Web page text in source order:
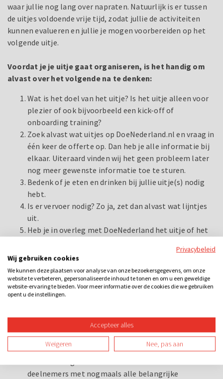
waar jullie nog lang over napraten. Natuurlijk is er tussen
de uitjes voldoende vrije tijd, zodat jullie de activiteiten
kunnen evalueren en jullie je mogen voorbereiden op het
volgende uitje.
Voordat je je uitje gaat organiseren, is het handig om
alvast over het volgende na te denken:
Wat is het doel van het uitje? Is het uitje alleen voor
plezier of ook bijvoorbeeld een kick-off of
onboarding training?
Zoek alvast wat uitjes op DoeNederland.nl en vraag in
één keer de offerte op. Dan heb je alle informatie bij
elkaar. Uiteraard vinden wij het geen probleem later
nog meer gewenste informatie toe te sturen.
Bedenk of je eten en drinken bij jullie uitje(s) nodig
hebt.
Is er vervoer nodig? Zo ja, zet dan alvast wat lijntjes
uit.
Heb je in overleg met DoeNederland het uitje of het
de volgende zaken: Regel nu echt het vervoer.
informatie. Zoals: hoe laat verzamelen en waar?
Locatie van het uitje (behalve als het een verrassing
Neem een paar dagen van tevoren nog even contact
op met DoeNederland voor eventuele laatste
wijzigingen.
deelnemers met nogmaals alle belangrijke
Privacybeleid
Wij gebruiken cookies
We kunnen deze plaatsen voor analyse van onze bezoekersgegevens, om onze
website te verbeteren, gepersonaliseerde inhoud te tonen en om u een geweldige
website-ervaring te bieden. Voor meer informatie over de cookies die we gebruiken
opent u de instellingen.
Accepteer alles
Weigeren Nee, pas aan